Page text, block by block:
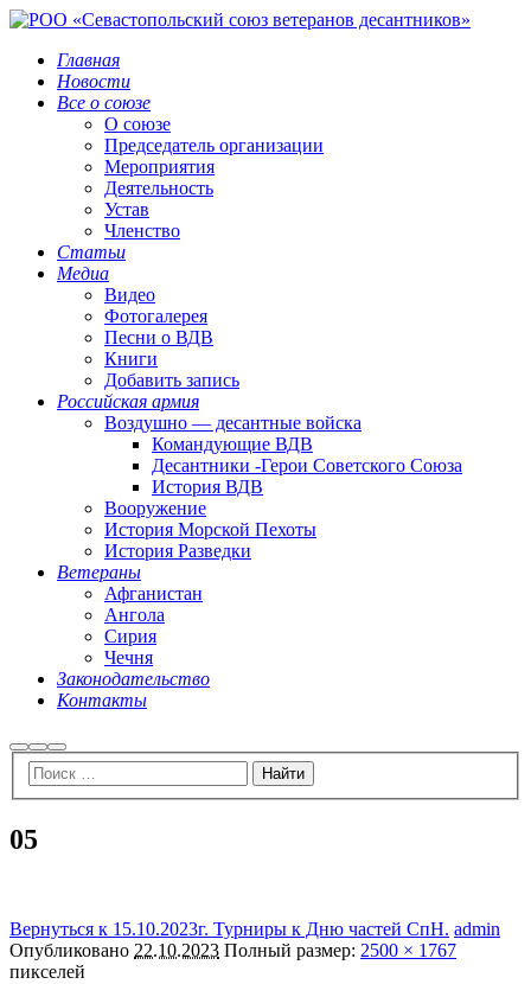
Главная
Новости
Все о союзе
О союзе
Председатель организации
Мероприятия
Деятельность
Устав
Членство
Статьи
Медиа
Видео
Фотогалерея
Песни о ВДВ
Книги
Добавить запись
Российская армия
Воздушно — десантные войска
Командующие ВДВ
Десантники -Герои Советского Союза
История ВДВ
Вооружение
История Морской Пехоты
История Разведки
Ветераны
Афганистан
Ангола
Сирия
Чечня
Законодательство
Контакты
НайтиБольше
информации
Главное
меню
05
Вернуться к 15.10.2023г. Турниры к Дню частей СпН. admin
Опубликовано 22.10.2023 Полный размер: 2500 × 1767
пикселей